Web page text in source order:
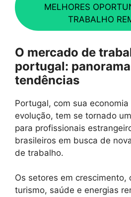
MELHORES
TRABALHO
O mercado de
portugal:
tendências
Portugal, com sua
evolução, tem se tornado
para profissionais
brasileiros em busca de
de trabalho.
Os setores em crescimento,
turismo, saúde e energias